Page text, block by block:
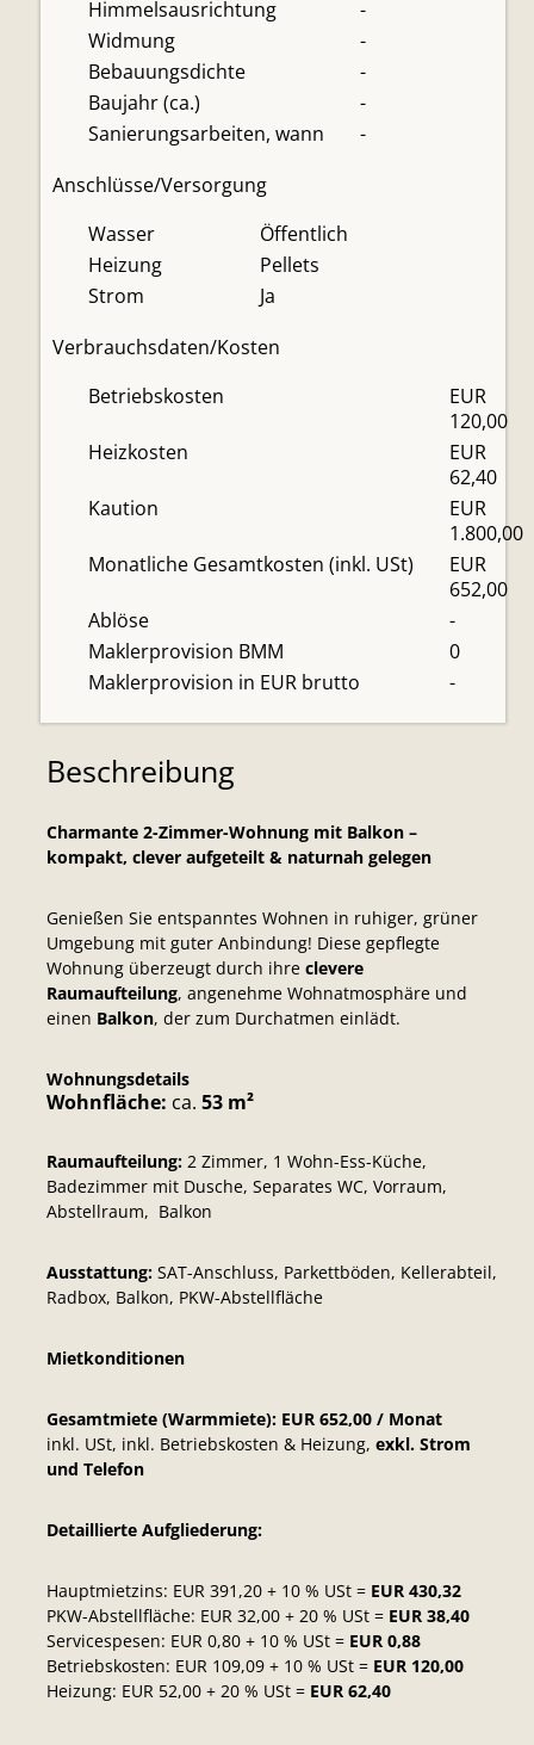
Himmelsausrichtung
-
Widmung
-
Bebauungsdichte
-
Baujahr (ca.)
-
Sanierungsarbeiten, wann
-
Anschlüsse/Versorgung
Wasser
Öffentlich
Heizung
Pellets
Strom
Ja
Verbrauchsdaten/Kosten
Betriebskosten
EUR
120,00
Heizkosten
EUR
62,40
Kaution
EUR
1.800,00
Monatliche Gesamtkosten (inkl. USt)
EUR
652,00
Ablöse
-
Maklerprovision BMM
0
Maklerprovision in EUR brutto
-
Beschreibung
Charmante 2-Zimmer-Wohnung mit Balkon –
kompakt, clever aufgeteilt & naturnah gelegen
Genießen Sie entspanntes Wohnen in ruhiger, grüner
Umgebung mit guter Anbindung! Diese gepflegte
Wohnung überzeugt durch ihre clevere
Raumaufteilung, angenehme Wohnatmosphäre und
einen Balkon, der zum Durchatmen einlädt.
Wohnungsdetails
Wohnfläche: ca. 53 m²
Raumaufteilung:2 Zimmer, 1 Wohn-Ess-Küche,
Badezimmer mit Dusche, Separates WC, Vorraum,
Abstellraum, Balkon
Ausstattung: SAT-Anschluss, Parkettböden, Kellerabteil,
Radbox, Balkon, PKW-Abstellfläche
Mietkonditionen
Gesamtmiete (Warmmiete): EUR 652,00 / Monat
inkl. USt, inkl. Betriebskosten & Heizung, exkl. Strom
und Telefon
Detaillierte Aufgliederung:
Hauptmietzins: EUR 391,20 + 10 % USt = EUR 430,32
PKW-Abstellfläche: EUR 32,00 + 20 % USt = EUR 38,40
Servicespesen: EUR 0,80 + 10 % USt = EUR 0,88
Betriebskosten: EUR 109,09 + 10 % USt = EUR 120,00
Heizung: EUR 52,00 + 20 % USt = EUR 62,40